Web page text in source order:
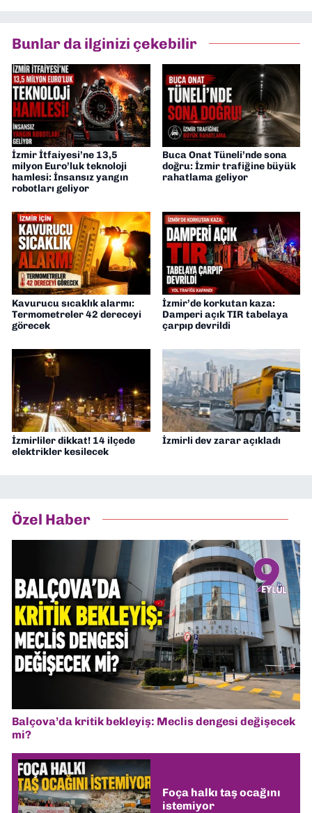
Bunlar da ilginizi çekebilir
İzmir İtfaiyesi’ne 13,5
milyon Euro’luk teknoloji
hamlesi: İnsansız yangın
robotları geliyor
Buca Onat Tüneli’nde sona
doğru: İzmir trafiğine büyük
rahatlama geliyor
Kavurucu sıcaklık alarmı:
Termometreler 42 dereceyi
görecek
İzmir’de korkutan kaza:
Damperi açık TIR tabelaya
çarpıp devrildi
İzmirliler dikkat! 14 ilçede
elektrikler kesilecek
İzmirli dev zarar açıkladı
Özel Haber
Balçova’da kritik bekleyiş: Meclis dengesi değişecek
mi?
Foça halkı taş ocağını
istemiyor